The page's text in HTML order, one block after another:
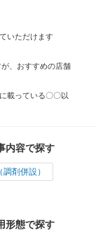
いただけます
、おすすめの店舗
載っている〇〇以
内容で探す
剤併設）
形態で探す